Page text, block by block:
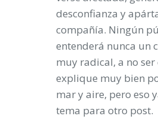
desconfianza y
compañía. Ningún
entenderá nunca un
muy radical, a no ser
explique muy bien
mar y aire, pero eso
tema para otro post.